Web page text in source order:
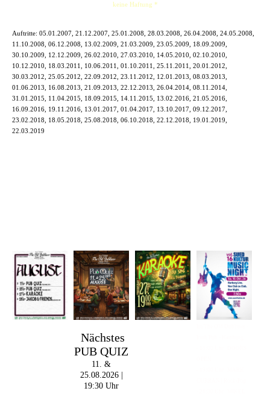
keine Haftung *
Auftritte: 05.01.2007, 21.12.2007, 25.01.2008, 28.03.2008, 26.04.2008, 24.05.2008,
11.10.2008, 06.12.2008, 13.02.2009, 21.03.2009, 23.05.2009, 18.09.2009,
30.10.2009, 12.12.2009, 26.02.2010, 27.03.2010, 14.05.2010, 02.10.2010,
10.12.2010, 18.03.2011, 10.06.2011, 01.10.2011, 25.11.2011, 20.01.2012,
30.03.2012, 25.05.2012, 22.09.2012, 23.11.2012, 12.01.2013, 08.03.2013,
01.06.2013, 16.08.2013, 21.09.2013, 22.12.2013, 26.04.2014, 08.11.2014,
31.01.2015, 11.04.2015, 18.09.2015, 14.11.2015, 13.02.2016, 21.05.2016,
16.09.2016, 19.11.2016, 13.01.2017, 01.04.2017, 13.10.2017, 09.12.2017,
23.02.2018, 18.05.2018, 25.08.2018, 06.10.2018, 22.12.2018, 19.01.2019,
22.03.2019
Nächstes
PUB QUIZ
11. &
25.08.2026 |
19:30 Uhr